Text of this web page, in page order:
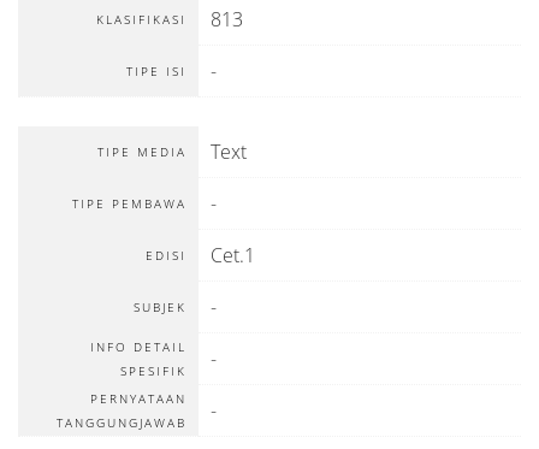
KLASIFIKASI 813
TIPE ISI -
TIPE MEDIA Text
TIPE PEMBAWA -
EDISI Cet.1
SUBJEK -
INFO DETAIL
SPESIFIK
-
PERNYATAAN
TANGGUNGJAWAB
-